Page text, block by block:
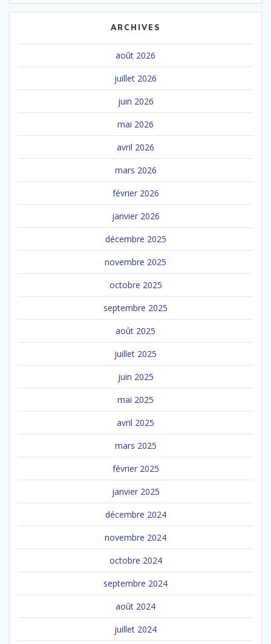
ARCHIVES
août 2026
juillet 2026
juin 2026
mai 2026
avril 2026
mars 2026
février 2026
janvier 2026
décembre 2025
novembre 2025
octobre 2025
septembre 2025
août 2025
juillet 2025
juin 2025
mai 2025
avril 2025
mars 2025
février 2025
janvier 2025
décembre 2024
novembre 2024
octobre 2024
septembre 2024
août 2024
juillet 2024